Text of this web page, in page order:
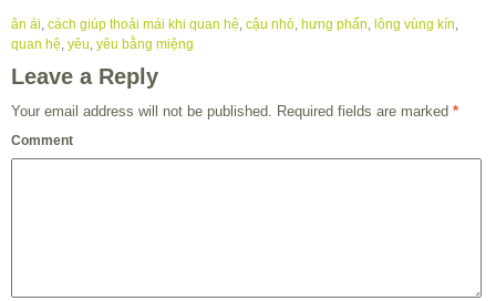
ân ái, cách giúp thoải mái khi quan hệ, cậu nhỏ, hưng phấn, lông vùng kín,
quan hệ, yêu, yêu bằng miệng
Leave a Reply
Your email address will not be published. Required fields are marked *
Comment